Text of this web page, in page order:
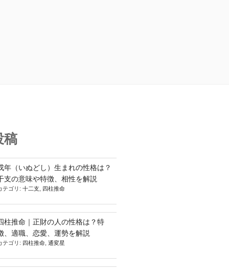
稿
年（いぬどし）生まれの性格は？
支の意味や特徴、相性を解説
テゴリ: 十二支, 四柱推命
柱推命｜正財の人の性格は？特
、適職、恋愛、運勢を解説
テゴリ: 四柱推命, 通変星